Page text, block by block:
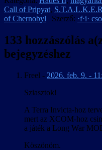
Call of Pripyat,
of Chernobyl | Szerző: ·f·i·
133 hozzászólás
bejegyzéshez
Freel - 2026. feb. 9. -
Sziasztok!
A Terra Invicta-hoz
mert az XCOM-hoz
a játék a Long War
Köszönöm.